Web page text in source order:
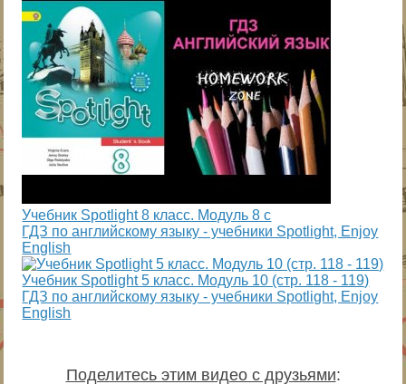
Учебник Spotlight 8 класс. Модуль 8 c
ГДЗ по английскому языку - учебники Spotlight, Enjoy
English
Учебник Spotlight 5 класс. Модуль 10 (стр. 118 - 119)
ГДЗ по английскому языку - учебники Spotlight, Enjoy
English
Поделитесь этим видео с друзьями: